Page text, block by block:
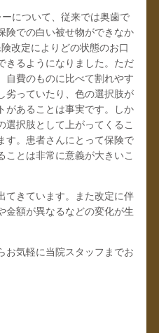
について、従来では奥歯で
険での白い被せ物ができなか
改定によりどの状態のお口
きるようになりました。ただ
自費のものに比べて割れやす
劣っていたり、色の選択肢が
があることは事実です。しか
選択肢として上がってくるこ
す。患者さんにとって保険で
ことは非常に意義が大きいこ
てきています。また改定に伴
金額が異なるなどの変化が生
お気軽に当院スタッフまでお